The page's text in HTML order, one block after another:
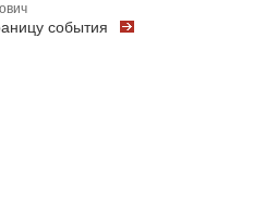
события